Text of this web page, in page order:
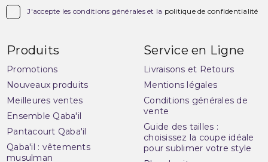
J'accepte les conditions générales et la politique de confidentialité
Produits
Promotions
Nouveaux produits
Meilleures ventes
Ensemble Qaba'il
Pantacourt Qaba'il
Qaba'il : vêtements
musulman
Service en Ligne
Livraisons et Retours
Mentions légales
Conditions générales de
vente
Guide des tailles :
choisissez la coupe idéale
pour sublimer votre style